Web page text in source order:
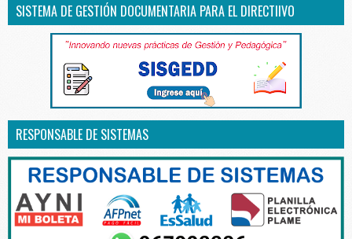
SISTEMA DE GESTIÓN DOCUMENTARIA PARA EL DIRECTIIVO
RESPONSABLE DE SISTEMAS